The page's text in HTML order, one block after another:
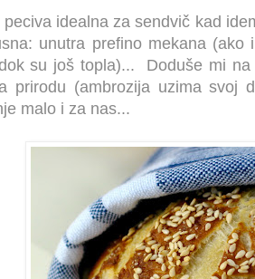
idealna za sendvič kad
unutra prefino mekana (ako
su još topla)... Doduše mi
prirodu (ambrozija uzima svoj
malo i za nas...